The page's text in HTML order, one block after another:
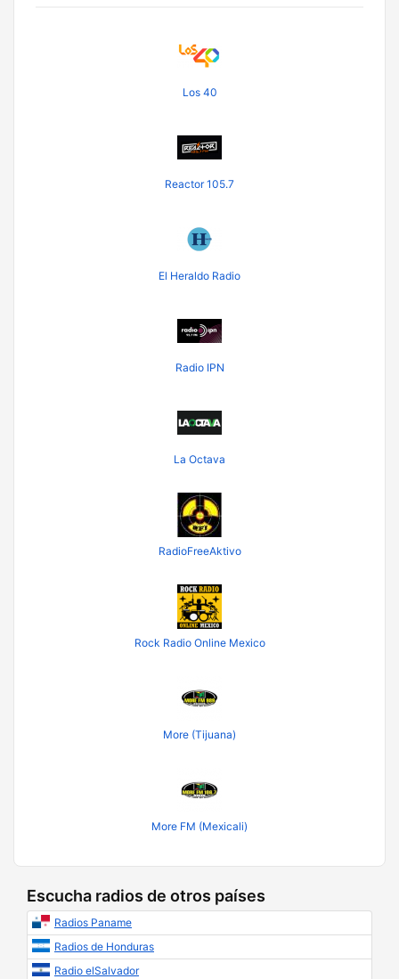
Los 40
Reactor 105.7
El Heraldo Radio
Radio IPN
La Octava
RadioFreeAktivo
Rock Radio Online Mexico
More (Tijuana)
More FM (Mexicali)
Escucha radios de otros países
Radios Paname
Radios de Honduras
Radio elSalvador